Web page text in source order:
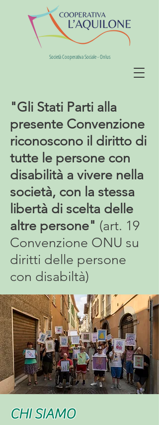
Società Cooperativa Sociale - Onlus
"Gli Stati Parti alla
presente Convenzione
riconoscono il diritto di
tutte le persone con
disabilità a vivere nella
società, con la stessa
libertà di scelta delle
altre persone" (art. 19
Convenzione ONU su
diritti delle persone
con disabiltà)
CHI SIAMO